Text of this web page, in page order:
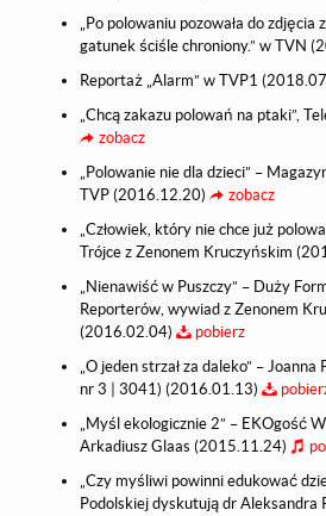
„Po polowaniu pozowała do zdjęcia
gatunek ściśle chroniony.” w TVN
Reportaż „Alarm” w TVP1
„Chcą zakazu polowań na ptaki”,
zobacz
„Polowanie nie dla dzieci” –
TVP (2016.12.20)
zobacz
„Człowiek, który nie chce już
Trójce z Zenonem Kruczyńskim
„Nienawiść w Puszczy” – Duży
Reporterów, wywiad z Zenonem
(2016.02.04)
pobierz
„O jeden strzał za daleko” –
nr 3 | 3041) (2016.01.13)
„Myśl ekologicznie 2” – EKOgość
Arkadiusz Glaas (2015.11.24)
„Czy myśliwi powinni edukować
Podolskiej dyskutują dr Aleksandra